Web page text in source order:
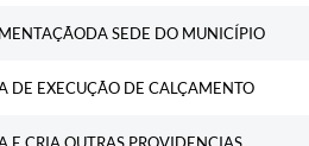
SEDE DO MUNICÍPIO
DE EXECUÇÃO DE CALÇAMENTO